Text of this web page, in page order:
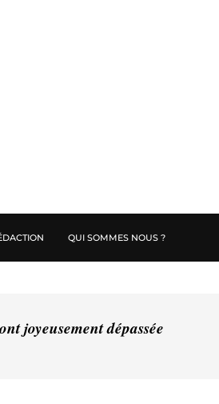
QUI SOMMES NOUS ?
joyeusement dépassée